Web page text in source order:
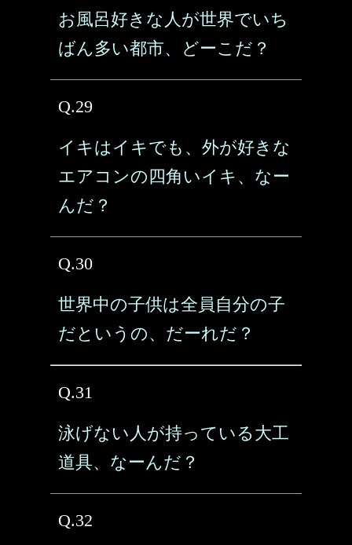
お風呂好きな人が世界でいち
ばん多い都市、どーこだ？
Q.29
イキはイキでも、外が好きな
エアコンの四角いイキ、なー
んだ？
Q.30
世界中の子供は全員自分の子
だというの、だーれだ？
Q.31
泳げない人が持っている大工
道具、なーんだ？
Q.32